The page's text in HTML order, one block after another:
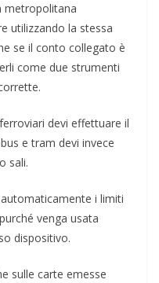
metropolitana
utilizzando la stessa
se il conto collegato è
come due strumenti
devi effettuare il
e tram devi invece
sali.
i limiti
venga usata
dispositivo.
sulle carte emesse